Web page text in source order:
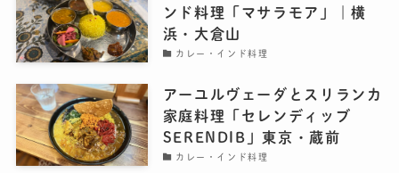
ンド料理「マサラモア」｜横
浜・大倉山
カレー・インド料理
アーユルヴェーダとスリランカ
家庭料理「セレンディッブ
SERENDIB」東京・蔵前
カレー・インド料理